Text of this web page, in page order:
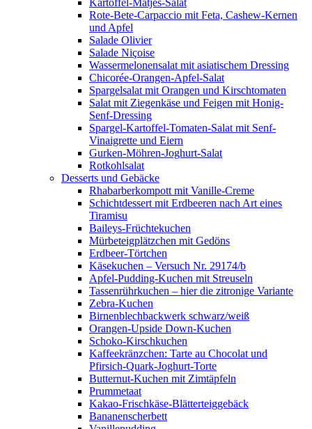
Kartoffel-Matjes-Salat
Rote-Bete-Carpaccio mit Feta, Cashew-Kernen
und Apfel
Salade Olivier
Salade Niçoise
Wassermelonensalat mit asiatischem Dressing
Chicorée-Orangen-Apfel-Salat
Spargelsalat mit Orangen und Kirschtomaten
Salat mit Ziegenkäse und Feigen mit Honig-
Senf-Dressing
Spargel-Kartoffel-Tomaten-Salat mit Senf-
Vinaigrette und Eiern
Gurken-Möhren-Joghurt-Salat
Rotkohlsalat
Desserts und Gebäcke
Rhabarberkompott mit Vanille-Creme
Schichtdessert mit Erdbeeren nach Art eines
Tiramisu
Baileys-Früchtekuchen
Mürbeteigplätzchen mit Gedöns
Erdbeer-Törtchen
Käsekuchen – Versuch Nr. 29174/b
Apfel-Pudding-Kuchen mit Streuseln
Tassenrührkuchen – hier die zitronige Variante
Zebra-Kuchen
Birnenblechbackwerk schwarz/weiß
Orangen-Upside Down-Kuchen
Schoko-Kirschkuchen
Kaffeekränzchen: Tarte au Chocolat und
Pfirsich-Quark-Joghurt-Torte
Butternut-Kuchen mit Zimtäpfeln
Prummetaat
Kakao-Frischkäse-Blätterteiggebäck
Bananenscherbett